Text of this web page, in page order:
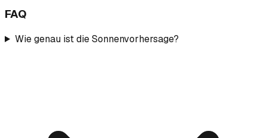
FAQ
Wie genau ist die Sonnenvorhersage?